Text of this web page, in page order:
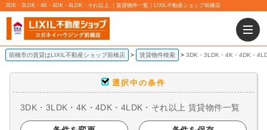
3DK・3LDK・4K・4DK・4LDK・それ以上 ｜賃貸物件一覧｜LIXIL不動産ショップ前橋店
前橋市の賃貸はLIXIL不動産ショップ前橋店 賃貸物件検索 3DK・3LDK・4K・4DK・
選択中の条件
3DK・3LDK・4K・4DK・4LDK・それ以上 賃貸物件一覧